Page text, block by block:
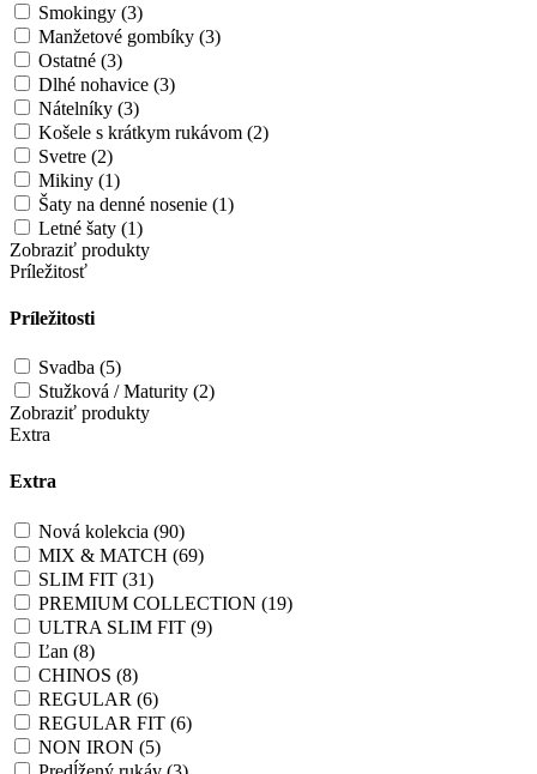
Smokingy (3)
Manžetové gombíky (3)
Ostatné (3)
Dlhé nohavice (3)
Nátelníky (3)
Košele s krátkym rukávom (2)
Svetre (2)
Mikiny (1)
Šaty na denné nosenie (1)
Letné šaty (1)
Zobraziť produkty
Príležitosť
Príležitosti
Svadba (5)
Stužková / Maturity (2)
Zobraziť produkty
Extra
Extra
Nová kolekcia (90)
MIX & MATCH (69)
SLIM FIT (31)
PREMIUM COLLECTION (19)
ULTRA SLIM FIT (9)
Ľan (8)
CHINOS (8)
REGULAR (6)
REGULAR FIT (6)
NON IRON (5)